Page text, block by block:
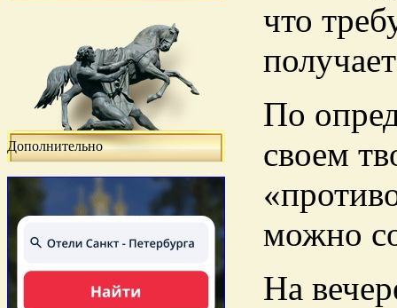
Дополнительно
что
По
своем
можно
На